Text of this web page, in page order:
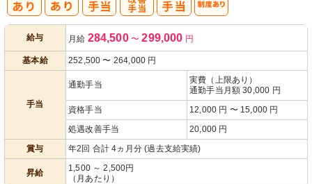
給与 月給 284,500 〜 299,000 円
基本給 252,500 〜 264,000 円
手当
通勤手当
実費（上限あり）
通勤手当月額 30,000 円
資格手当
12,000 円 〜 15,000 円
処遇改善手当
20,000 円
賞与
年2回 合計 4ヵ月分 (過去支給実績)
昇給
1,500 ～ 2,500円
（月あたり）